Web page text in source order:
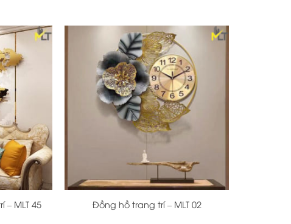
– MLT 45
+
Đồng hồ trang trí – MLT 02